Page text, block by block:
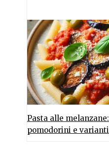
Pasta alle
pomodorini e varianti